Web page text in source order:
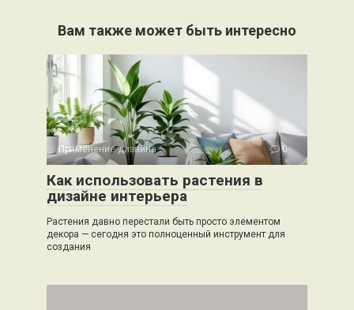
Вам также может быть интересно
Применение дизайна 0
Как использовать растения в
дизайне интерьера
Растения давно перестали быть просто элементом
декора — сегодня это полноценный инструмент для
создания